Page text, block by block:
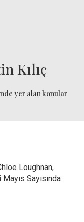
Kılıç
yer alan konular
Loughnan,
Sayısında